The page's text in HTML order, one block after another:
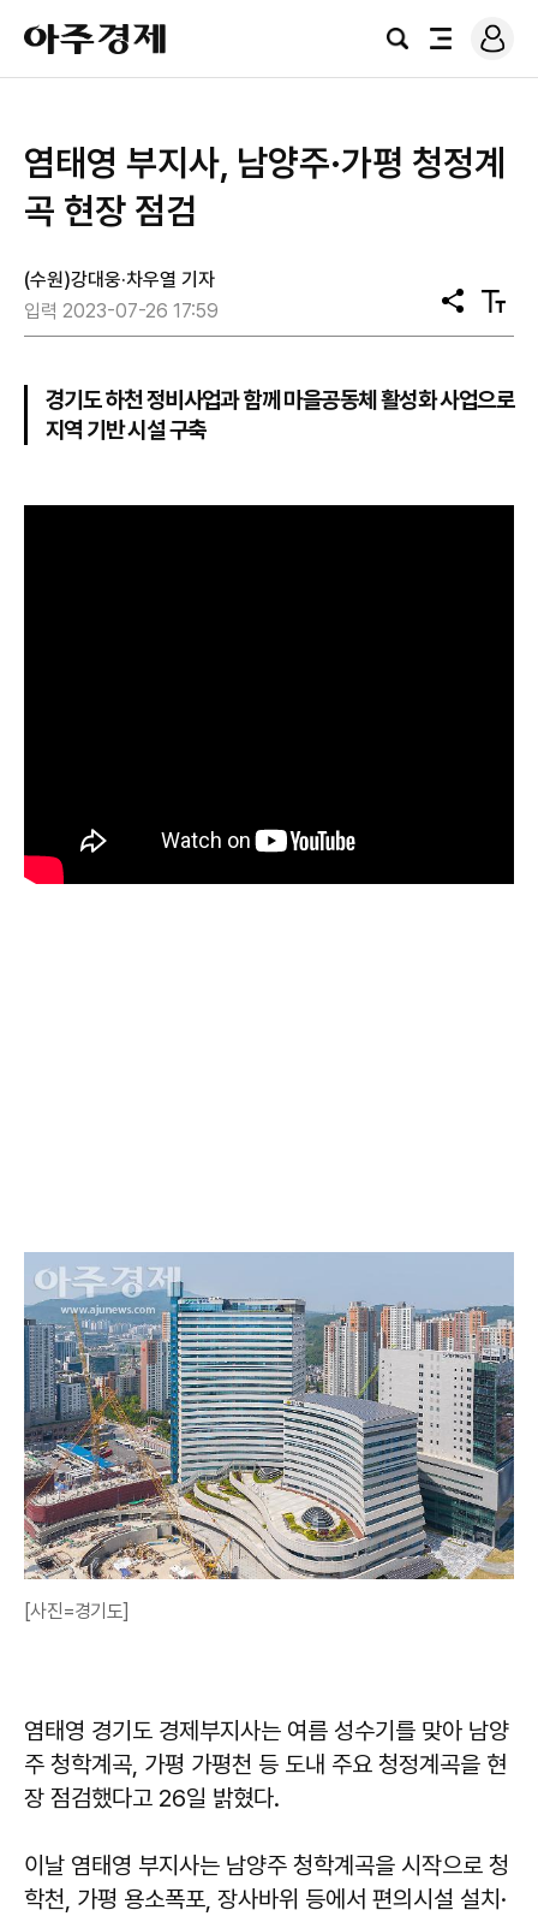
아
주
경
검
전
로
그
염태영 부지사, 남양주·가평 청정계
곡 현장 점검
(수원)강대웅·차우열 기자
입력 2023-07-26 17:59
공
유
텍
스
기
경기도 하천 정비사업과 함께 마을공동체 활성화 사업으로
지역 기반 시설 구축
[사진=경기도]
염태영 경기도 경제부지사는 여름 성수기를 맞아 남양
주 청학계곡, 가평 가평천 등 도내 주요 청정계곡을 현
장 점검했다고 26일 밝혔다.
이날 염태영 부지사는 남양주 청학계곡을 시작으로 청
학천, 가평 용소폭포, 장사바위 등에서 편의시설 설치·